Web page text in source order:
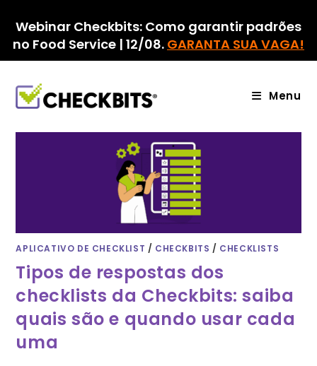
para
conteúdo
Webinar Checkbits: Como garantir padrões
no Food Service | 12/08. GARANTA SUA VAGA!
Menu
APLICATIVO DE CHECKLIST / CHECKBITS / CHECKLISTS
Tipos de respostas dos
checklists da Checkbits: saiba
quais são e quando usar cada
uma